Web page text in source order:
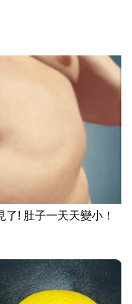
! 肚子一天天變小！